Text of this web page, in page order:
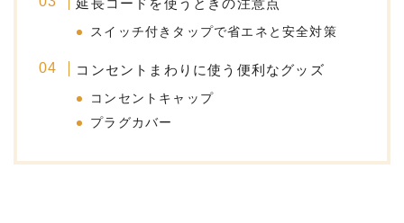
スイッチ付きタップで省エネと安全対策
コンセントまわりに使う便利なグッズ
コンセントキャップ
プラグカバー